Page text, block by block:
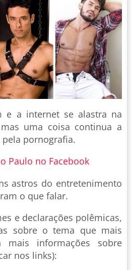
e a internet se alastra na
uma coisa continua a
pornografia.
Paulo no Facebook
astros do entretenimento
o que falar.
e declarações polêmicas,
sobre o tema que mais
mais informações sobre
nos links):